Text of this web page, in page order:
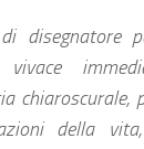
disegnatore
chiaroscurale,
della